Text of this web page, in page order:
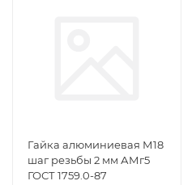
Гайка алюминиевая М18
шаг резьбы 2 мм АМг5
ГОСТ 1759.0-87